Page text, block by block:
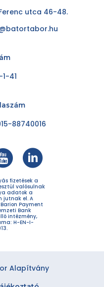
utca 46-48.
1-41
88740016
fizetések a
valósulnak
adatok a
jutnak el. A
Payment
Bank
intézmény,
H-EN-I-
Alapítvány